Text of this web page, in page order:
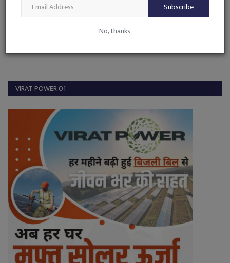
Subscribe
No, thanks
Post Comment
VIRAT POWER 01